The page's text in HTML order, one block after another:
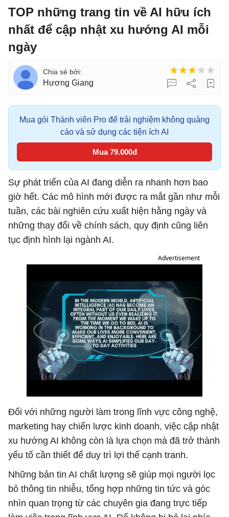
TOP những trang tin về AI hữu ích
nhất để cập nhật xu hướng AI mỗi
ngày
Hương Giang
Mua gói Thành viên Pro để trải nghiệm không quảng
cáo và sử dụng các tiện ích AI
Mua 79.000đ
Sự phát triển của AI đang diễn ra nhanh hơn bao
giờ hết. Các mô hình mới được ra mắt gần như mỗi
tuần, các bài nghiên cứu xuất hiện hằng ngày và
những thay đổi về chính sách, quy định cũng liên
tục định hình lại ngành AI.
Advertisement
Đối với những người làm trong lĩnh vực công nghệ,
marketing hay chiến lược kinh doanh, việc cập nhật
xu hướng AI không còn là lựa chọn mà đã trở thành
yếu tố cần thiết để duy trì lợi thế cạnh tranh.
Những bản tin AI chất lượng sẽ giúp mọi người lọc
bỏ thông tin nhiễu, tổng hợp những tin tức và góc
nhìn quan trọng từ các chuyên gia đang trực tiếp